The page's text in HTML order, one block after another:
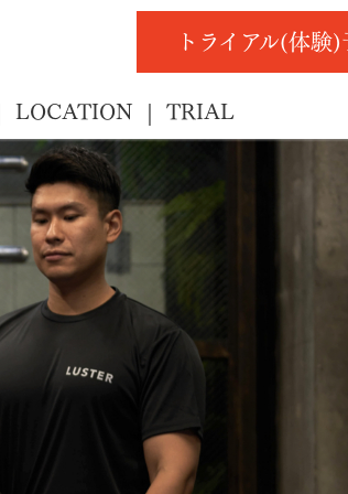
トライアル(体験
LOCATION TRIAL